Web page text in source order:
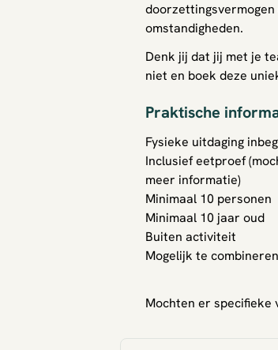
omstandigheden.
Denk jij dat jij met je
niet en boek deze
Praktische
Fysieke uitdaging
Inclusief eetproef
meer informatie)
Minimaal 10 personen
Minimaal 10 jaar oud
Buiten activiteit
Mogelijk te
Mochten er specifieke